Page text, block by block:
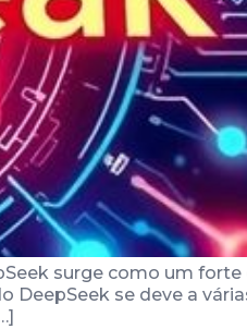
surge como um
DeepSeek se deve a